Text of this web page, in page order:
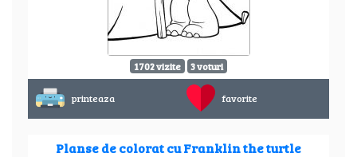
1702 vizite 3 voturi
printeaza favorite
Planse de colorat cu Franklin the turtle